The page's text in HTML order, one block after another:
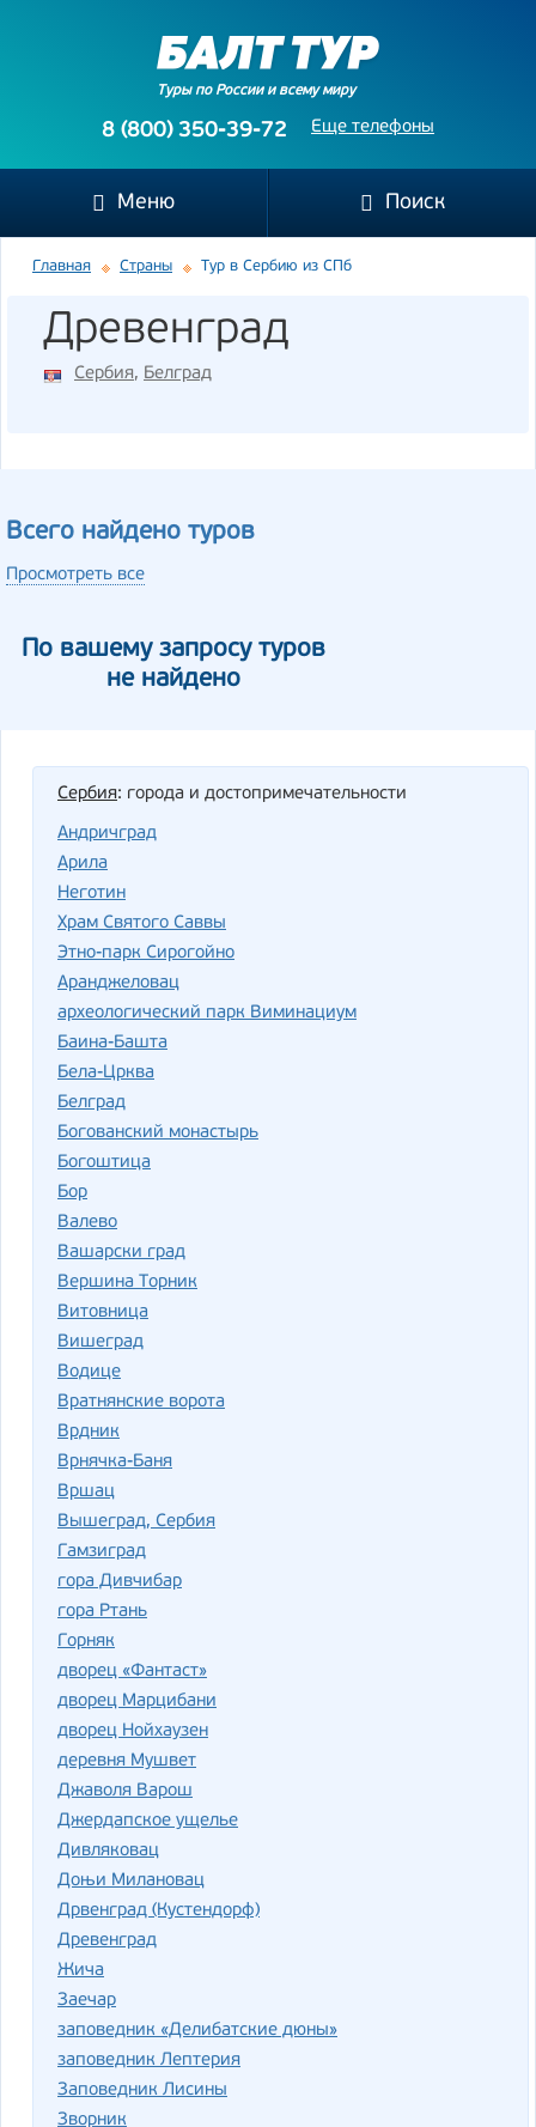
Туры по России и всему миру
Еще телефоны
8 (800) 350-39-72
Меню Поиск
Главная Страны Тур в Сербию из СПб
Древенград
Сербия, Белград
Всего найдено туров
Просмотреть все
По вашему запросу туров
не найдено
Сербия: города и достопримечательности
Андричград
Арила
Неготин
Храм Святого Саввы
Этно-парк Сирогойно
Аранджеловац
археологический парк Виминациум
Баина-Башта
Бела-Црква
Белград
Богованский монастырь
Богоштица
Бор
Валево
Вашарски град
Вершина Торник
Витовница
Вишеград
Водице
Вратнянские ворота
Врдник
Врнячка-Баня
Вршац
Вышеград, Сербия
Гамзиград
гора Дивчибар
гора Ртань
Горняк
дворец «Фантаст»
дворец Марцибани
дворец Нойхаузен
деревня Мушвет
Джаволя Варош
Джердапское ущелье
Дивляковац
Доњи Милановац
Дрвенград (Кустендорф)
Древенград
Жича
Заечар
заповедник «Делибатские дюны»
заповедник Лептерия
Заповедник Лисины
Зворник